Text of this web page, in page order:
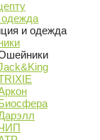
и одежда